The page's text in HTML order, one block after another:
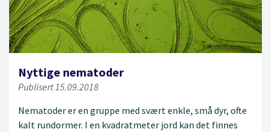
Nyttige nematoder
Publisert 15.09.2018
Nematoder er en gruppe med svært enkle, små dyr, ofte
kalt rundormer. I en kvadratmeter jord kan det finnes